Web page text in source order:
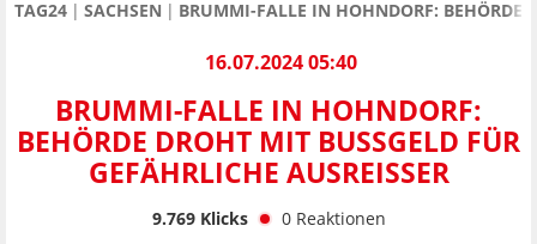
TAG24 SACHSEN BRUMMI-FALLE IN HOHNDORF: BEHÖRDE
16.07.2024 05:40
BRUMMI-FALLE IN HOHNDORF:
BEHÖRDE DROHT MIT BUSSGELD FÜR G
EFÄHRLICHE AUSREISSER
9.769Klicks 0 Reaktionen